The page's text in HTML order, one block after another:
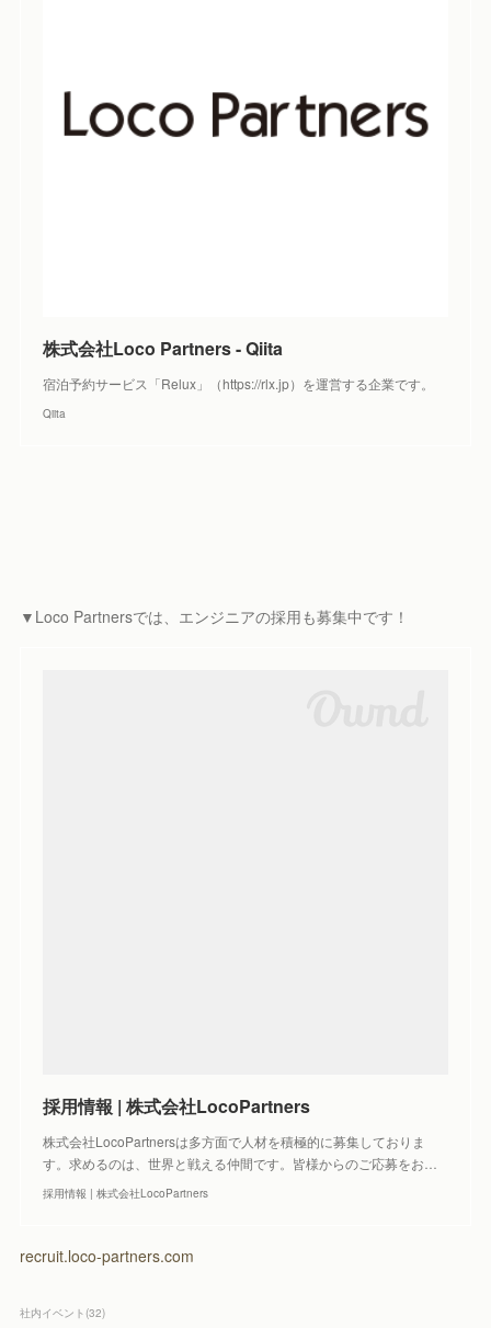
株式会社Loco Partners - Qiita
宿泊予約サービス「Relux」（https://rlx.jp）を運営する企業です。
Qiita
▼Loco Partnersでは、エンジニアの採用も募集中です！
採用情報 | 株式会社LocoPartners
株式会社LocoPartnersは多方面で人材を積極的に募集しておりま
す。求めるのは、世界と戦える仲間です。皆様からのご応募をお…
採用情報 | 株式会社LocoPartners
recruit.loco-partners.com
社内イベント (32)